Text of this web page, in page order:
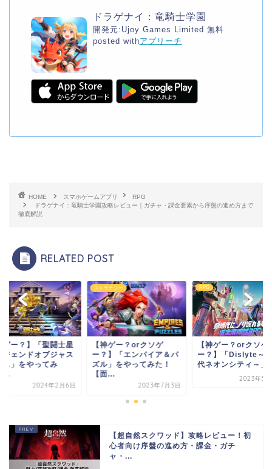
ドラゲナイ：竜騎士学園
開発元: Ujoy Games Limited 無料
posted withアプリーチ
HOME スマホゲームアプリ
RPG
ドラゲナイ：竜騎士学園攻略レビュー｜ガチャ・課金要素から序盤の進め方まで
徹底解説
RELATED POST
ゲー？】「聖闘士星
ジェンドオブジャス
ス」をやってみ
...
2024年2月6日
ストラテジー
【神ゲー？orクソゲ
ー？】「エンパイア＆パ
ズル」をやってみた！
【面...
2023年7月3日
RPG
【神ゲー？orクソゲ
ー？】「Dislyte～
代ネオンシティ～」
2023年5
【超自然スクワッド】攻略レビュー！初
心者向け序盤の進め方・課金・ガチ
ャ・...